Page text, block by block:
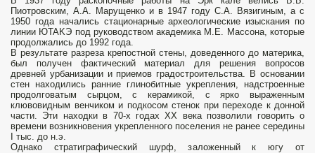
Пиотровским, А.А. Марущенко и в 1947 году С.А. Вязигиным, а с
1950 года начались стационарные археологические изыскания по
линии ЮTAKЭ под руководством академика М.Е. Массона, которые
продолжались до 1992 года.
В результате разреза крепостной стены, доведенного до материка,
был получен фактический материал для решения вопросов
древней урбанизации и приемов градостроительства. В основании
стен находились ранние глинобитные укрепления, надстроенные
продолговатым сырцом, с керамикой, с ярко выраженным
клювовидным венчиком и подкосом стенок при переходе к донной
части. Эти находки в 70-х годах XX века позволили говорить о
времени возникновения укрепленного поселения не ранее середины
I тыс. до н.э.
Однако стратиграфический шурф, заложенный к югу от